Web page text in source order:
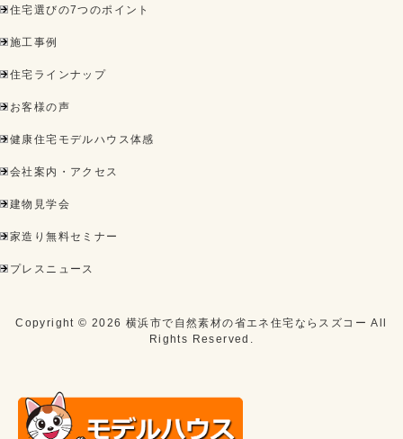
住宅選びの7つのポイント
施工事例
住宅ラインナップ
お客様の声
健康住宅モデルハウス体感
会社案内・アクセス
建物見学会
家造り無料セミナー
プレスニュース
Copyright ©2026横浜市で自然素材の省エネ住宅ならスズコー All
Rights Reserved.